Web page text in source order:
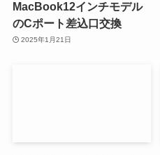
MacBook12インチモデル
のCポート差込口交換
2025年1月21日